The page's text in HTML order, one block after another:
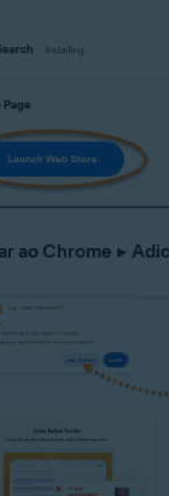
ao Chrome ▸